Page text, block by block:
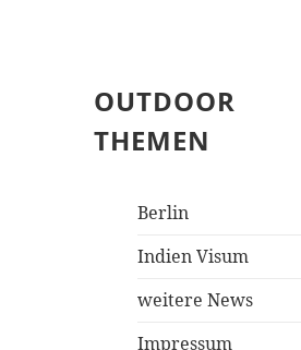
OUTDOOR
THEMEN
Berlin
Indien Visum
weitere News
Impressum